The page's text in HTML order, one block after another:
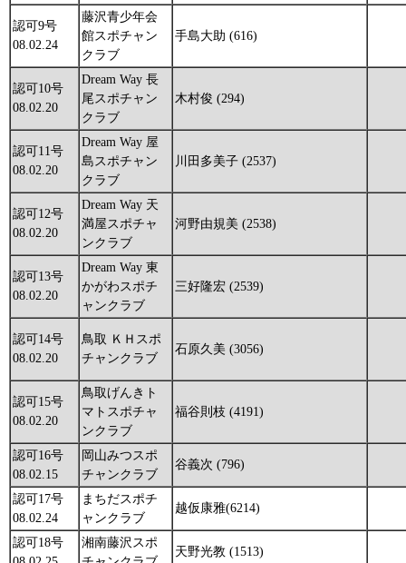
認可9号
08.02.24
藤沢青少年会
館スポチャン
クラブ
手島大助 (616)
認可10号
08.02.20
Dream Way 長
尾スポチャン
クラブ
木村俊 (294)
認可11号
08.02.20
Dream Way 屋
島スポチャン
クラブ
川田多美子 (2537)
認可12号
08.02.20
Dream Way 天
満屋スポチャ
ンクラブ
河野由規美 (2538)
認可13号
08.02.20
Dream Way 東
かがわスポチ
ャンクラブ
三好隆宏 (2539)
認可14号
08.02.20
鳥取 ＫＨスポ
チャンクラブ
石原久美 (3056)
認可15号
08.02.20
鳥取げんきト
マトスポチャ
ンクラブ
福谷則枝 (4191)
認可16号
08.02.15
岡山みつスポ
チャンクラブ
谷義次 (796)
認可17号
08.02.24
まちだスポチ
ャンクラブ
越仮康雅(6214)
認可18号
湘南藤沢スポ
天野光教 (1513)